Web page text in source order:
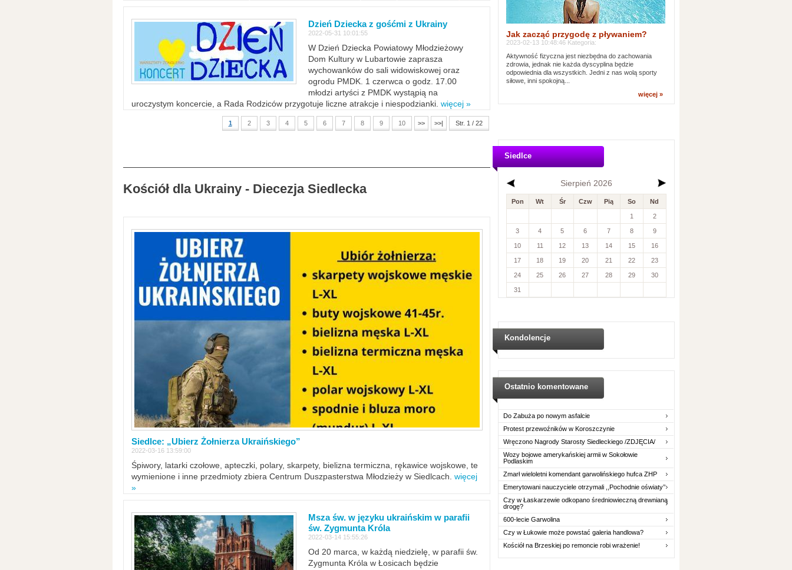
Dzień Dziecka z gośćmi z Ukrainy
2022-05-31 10:01:55
W Dzień Dziecka Powiatowy Młodzieżowy
Dom Kultury w Lubartowie zaprasza
wychowanków do sali widowiskowej oraz
ogrodu PMDK. 1 czerwca o godz. 17.00
młodzi artyści z PMDK wystąpią na
uroczystym koncercie, a Rada Rodziców przygotuje liczne atrakcje i niespodzianki. więcej »
1 2 3 4 5 6 7 8 9 10 >> >>| Str. 1 / 22
Kościół dla Ukrainy - Diecezja Siedlecka
Siedlce: „Ubierz Żołnierza Ukraińskiego”
2022-03-16 13:59:00
Śpiwory, latarki czołowe, apteczki, polary, skarpety, bielizna termiczna, rękawice wojskowe, te
wymienione i inne przedmioty zbiera Centrum Duszpasterstwa Młodzieży w Siedlcach. więcej
»
Msza św. w języku ukraińskim w parafii
św. Zygmunta Króla
2022-03-14 15:55:26
Od 20 marca, w każdą niedzielę, w parafii św.
Zygmunta Króla w Łosicach będzie
Jak zacząć przygodę z pływaniem?
2023-02-13 10:48:46 Kategoria:
Aktywność fizyczna jest niezbędna do zachowania
zdrowia, jednak nie każda dyscyplina będzie
odpowiednia dla wszystkich. Jedni z nas wolą sporty
siłowe, inni spokojną...
więcej »
Siedlce
Sierpień 2026
Pon Wt Śr Czw Pią So Nd
1 2
3 4 5 6 7 8 9
10 11 12 13 14 15 16
17 18 19 20 21 22 23
24 25 26 27 28 29 30
31
Kondolencje
Ostatnio komentowane
Do Zabuża po nowym asfalcie
Protest przewoźników w Koroszczynie
Wręczono Nagrody Starosty Siedleckiego /ZDJĘCIA/
Wozy bojowe amerykańskiej armii w Sokołowie
Podlaskim
Zmarł wieloletni komendant garwolińskiego hufca ZHP
Emerytowani nauczyciele otrzymali ,,Pochodnie oświaty’’
Czy w Łaskarzewie odkopano średniowieczną drewnianą
drogę?
600-lecie Garwolina
Czy w Łukowie może powstać galeria handlowa?
Kościół na Brzeskiej po remoncie robi wrażenie!